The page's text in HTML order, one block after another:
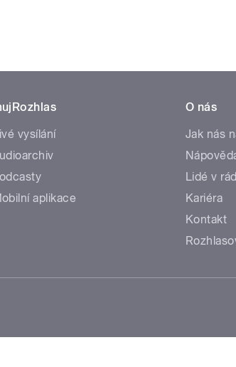
vysílání
aplikace
O nás
Jak nás
Lidé v
Kariéra
Kontakt